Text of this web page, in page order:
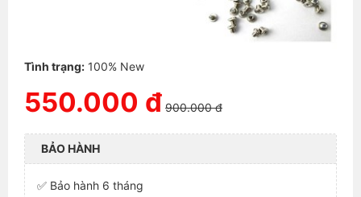
Tình trạng: 100% New
550.000 đ 900.000 đ
BẢO HÀNH
✅ Bảo hành 6 tháng